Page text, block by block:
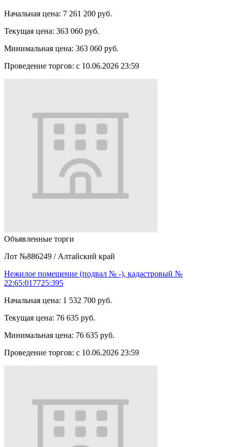
Начальная цена: 7 261 200 руб.
Текущая цена: 363 060 руб.
Минимальная цена: 363 060 руб.
Проведение торгов: с 10.06.2026 23:59
Объявленные торги
Лот №886249 / Алтайский край
Нежилое помещение (подвал № -), кадастровый №
22:65:017725:395
Начальная цена: 1 532 700 руб.
Текущая цена: 76 635 руб.
Минимальная цена: 76 635 руб.
Проведение торгов: с 10.06.2026 23:59